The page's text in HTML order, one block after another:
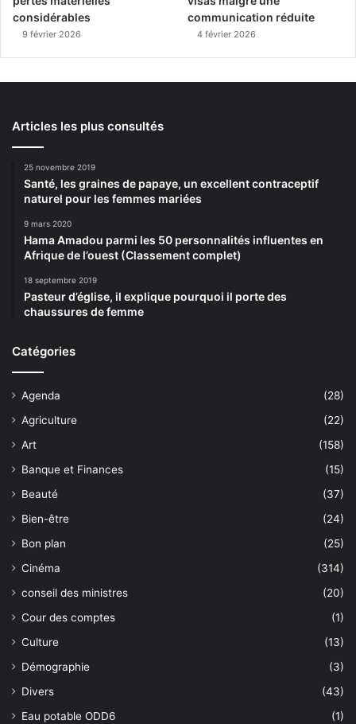
considérables
9 février 2026
communication réduite
4 février 2026
Articles les plus consultés
25 novembre 2019
Santé, les graines de papaye, un excellent contraceptif
naturel pour les femmes mariées
9 mars 2020
Hama Amadou parmi les 50 personnalités influentes en
Afrique de l’ouest (Classement complet)
18 septembre 2019
Pasteur d’église, il explique pourquoi il porte des
chaussures de femme
Catégories
Agenda
(28)
Agriculture
(22)
Art
(158)
Banque et Finances
(15)
Beauté
(37)
Bien-être
(24)
Bon plan
(25)
Cinéma
(314)
conseil des ministres
(20)
Cour des comptes
(1)
Culture
(13)
Démographie
(3)
Divers
(43)
Eau potable ODD6
(1)